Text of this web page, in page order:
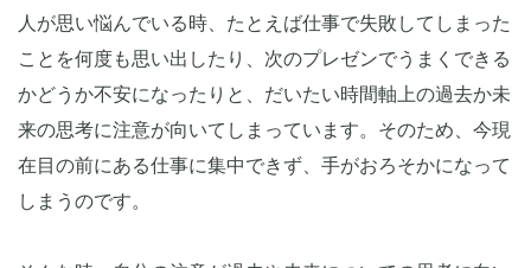
人が思い悩んでいる時、たとえば仕事で失敗してしまった
ことを何度も思い出したり、次のプレゼンでうまくできる
かどうか不安になったりと、だいたい時間軸上の過去か未
来の思考に注意が向いてしまっています。そのため、今現
在目の前にある仕事に集中できず、手がおろそかになって
しまうのです。